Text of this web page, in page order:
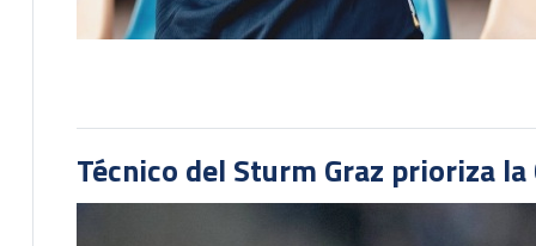
Técnico del Sturm Graz prioriza